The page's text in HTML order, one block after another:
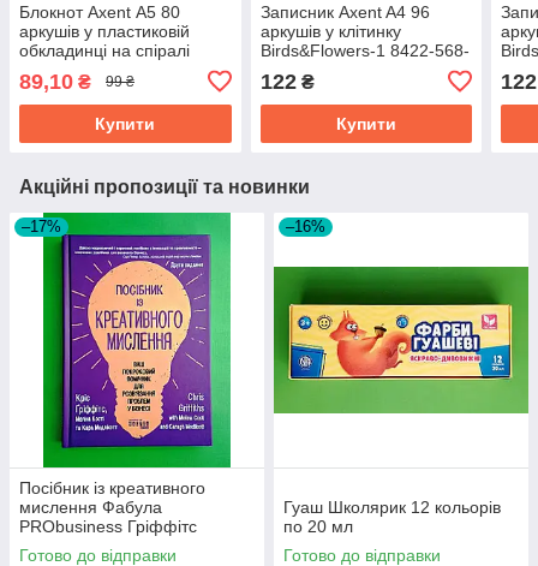
Блокнот Axent А5 80
аркушів у пластиковій
обкладинці на спіралі
89,10 ₴ 99 ₴
Купити
Записник Axent A4 96
аркушів у клітинку
Birds&Flowers-1 8422-568-
122₴
Купити
122
Акційні пропозиції та новинки
–17%
Посібник із креативного
мислення Фабула
PRObusiness Гріффітс
фіолетова
Готово до відправки
–16%
Гуаш Школярик 12 кольорів
по 20 мл
Готово до відправки